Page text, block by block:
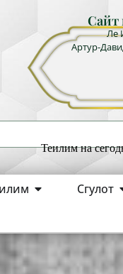
Сайт
Ле
Артур-
Теилим на
Сгулот